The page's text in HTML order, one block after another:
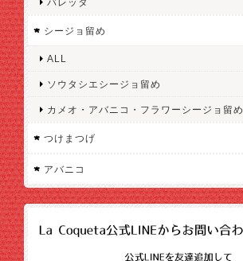
バレッタ
シージョ留め
ALL
ソウタシエシージョ留め
カメオ・アバニコ・フラワーシージョ留め
つけまつげ
アバニコ